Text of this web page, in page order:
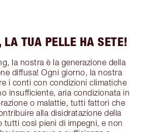
LA TUA PELLE HA SETE!
la nostra è la generazione della
diffusa! Ogni giorno, la nostra
i conti con condizioni climatiche
insufficiente, aria condizionata in
o malattie, tutti fattori che
alla disidratazione della
tutti così pieni di impegni, e non